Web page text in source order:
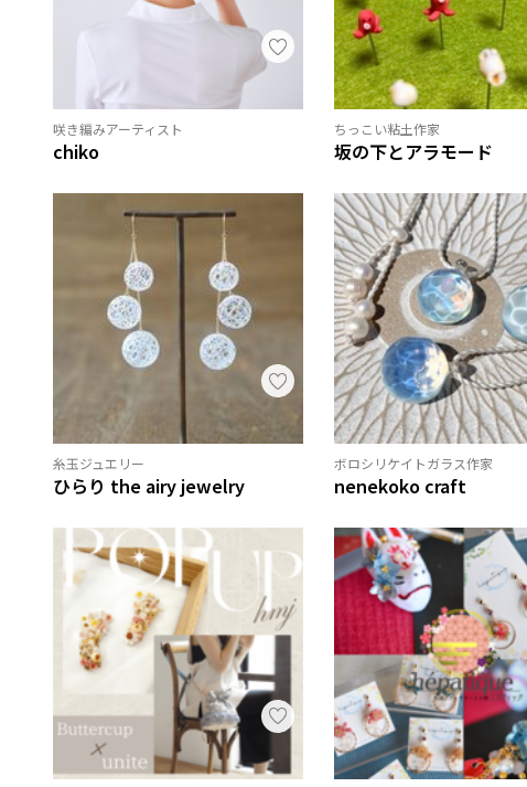
咲き編みアーティスト
chiko
ちっこい粘土作家
坂の下とアラモード
糸玉ジュエリー
ひらり the airy jewelry
ボロシリケイトガラス作家
nenekoko craft